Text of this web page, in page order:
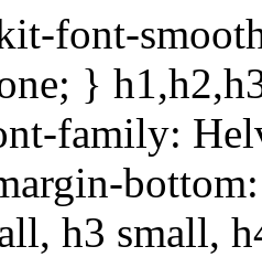
font-
}
family:
h3 small,